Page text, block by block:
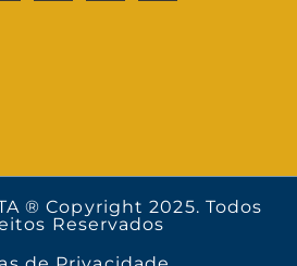
® Copyright 2025. Todos
Reservados